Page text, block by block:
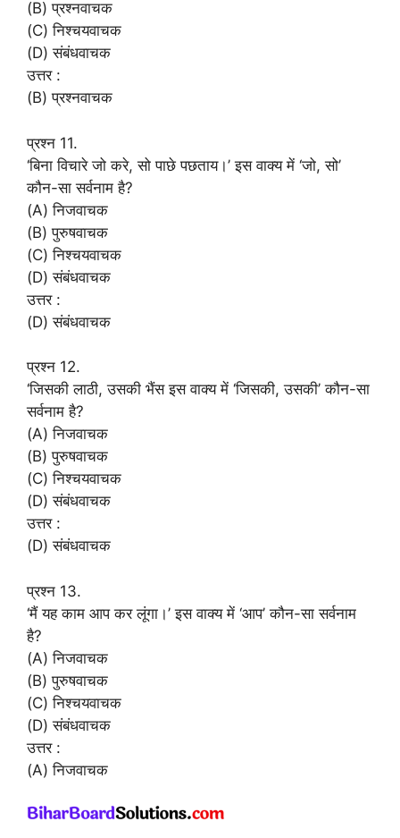
(B) प्रश्नवाचक
(C) निश्चयवाचक
(D) संबंधवाचक
उत्तर :
(B) प्रश्नवाचक
प्रश्न 11.
‘बिना विचारे जो करे, सो पाछे पछताय।’ इस वाक्य में ‘जो, सो’
कौन-सा सर्वनाम है?
(A) निजवाचक
(B) पुरुषवाचक
(C) निश्चयवाचक
(D) संबंधवाचक
उत्तर :
(D) संबंधवाचक
प्रश्न 12.
‘जिसकी लाठी, उसकी भैंस इस वाक्य में ‘जिसकी, उसकी’ कौन-सा
सर्वनाम है?
(A) निजवाचक
(B) पुरुषवाचक
(C) निश्चयवाचक
(D) संबंधवाचक
उत्तर :
(D) संबंधवाचक
प्रश्न 13.
‘मैं यह काम आप कर लूंगा।’ इस वाक्य में ‘आप’ कौन-सा सर्वनाम
है?
(A) निजवाचक
(B) पुरुषवाचक
(C) निश्चयवाचक
(D) संबंधवाचक
उत्तर :
(A) निजवाचक